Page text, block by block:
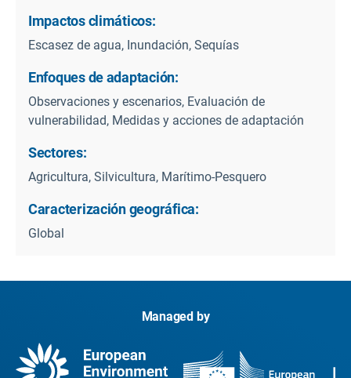
Impactos climáticos:
Escasez de agua, Inundación, Sequías
Enfoques de adaptación:
Observaciones y escenarios, Evaluación de
vulnerabilidad, Medidas y acciones de adaptación
Sectores:
Agricultura, Silvicultura, Marítimo-Pesquero
Caracterización geográfica:
Global
Managed by